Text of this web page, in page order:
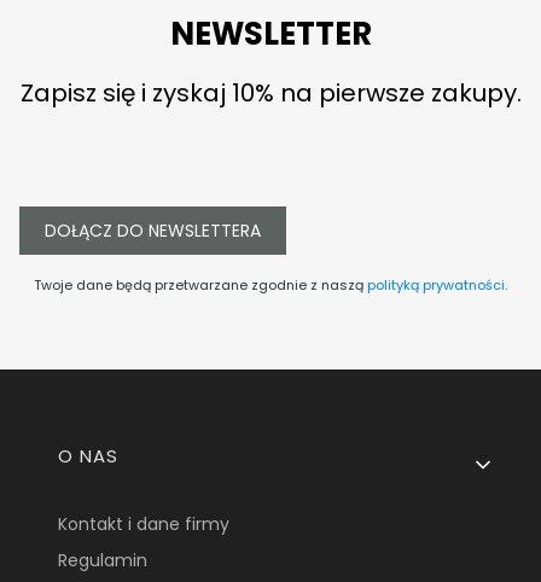
NEWSLETTER
Zapisz się i zyskaj 10% na pierwsze zakupy.
DOŁĄCZ DO NEWSLETTERA
Twoje dane będą przetwarzane zgodnie z nasząpolityką prywatności.
Linki w stopce
O NAS
Kontakt i dane firmy
Regulamin